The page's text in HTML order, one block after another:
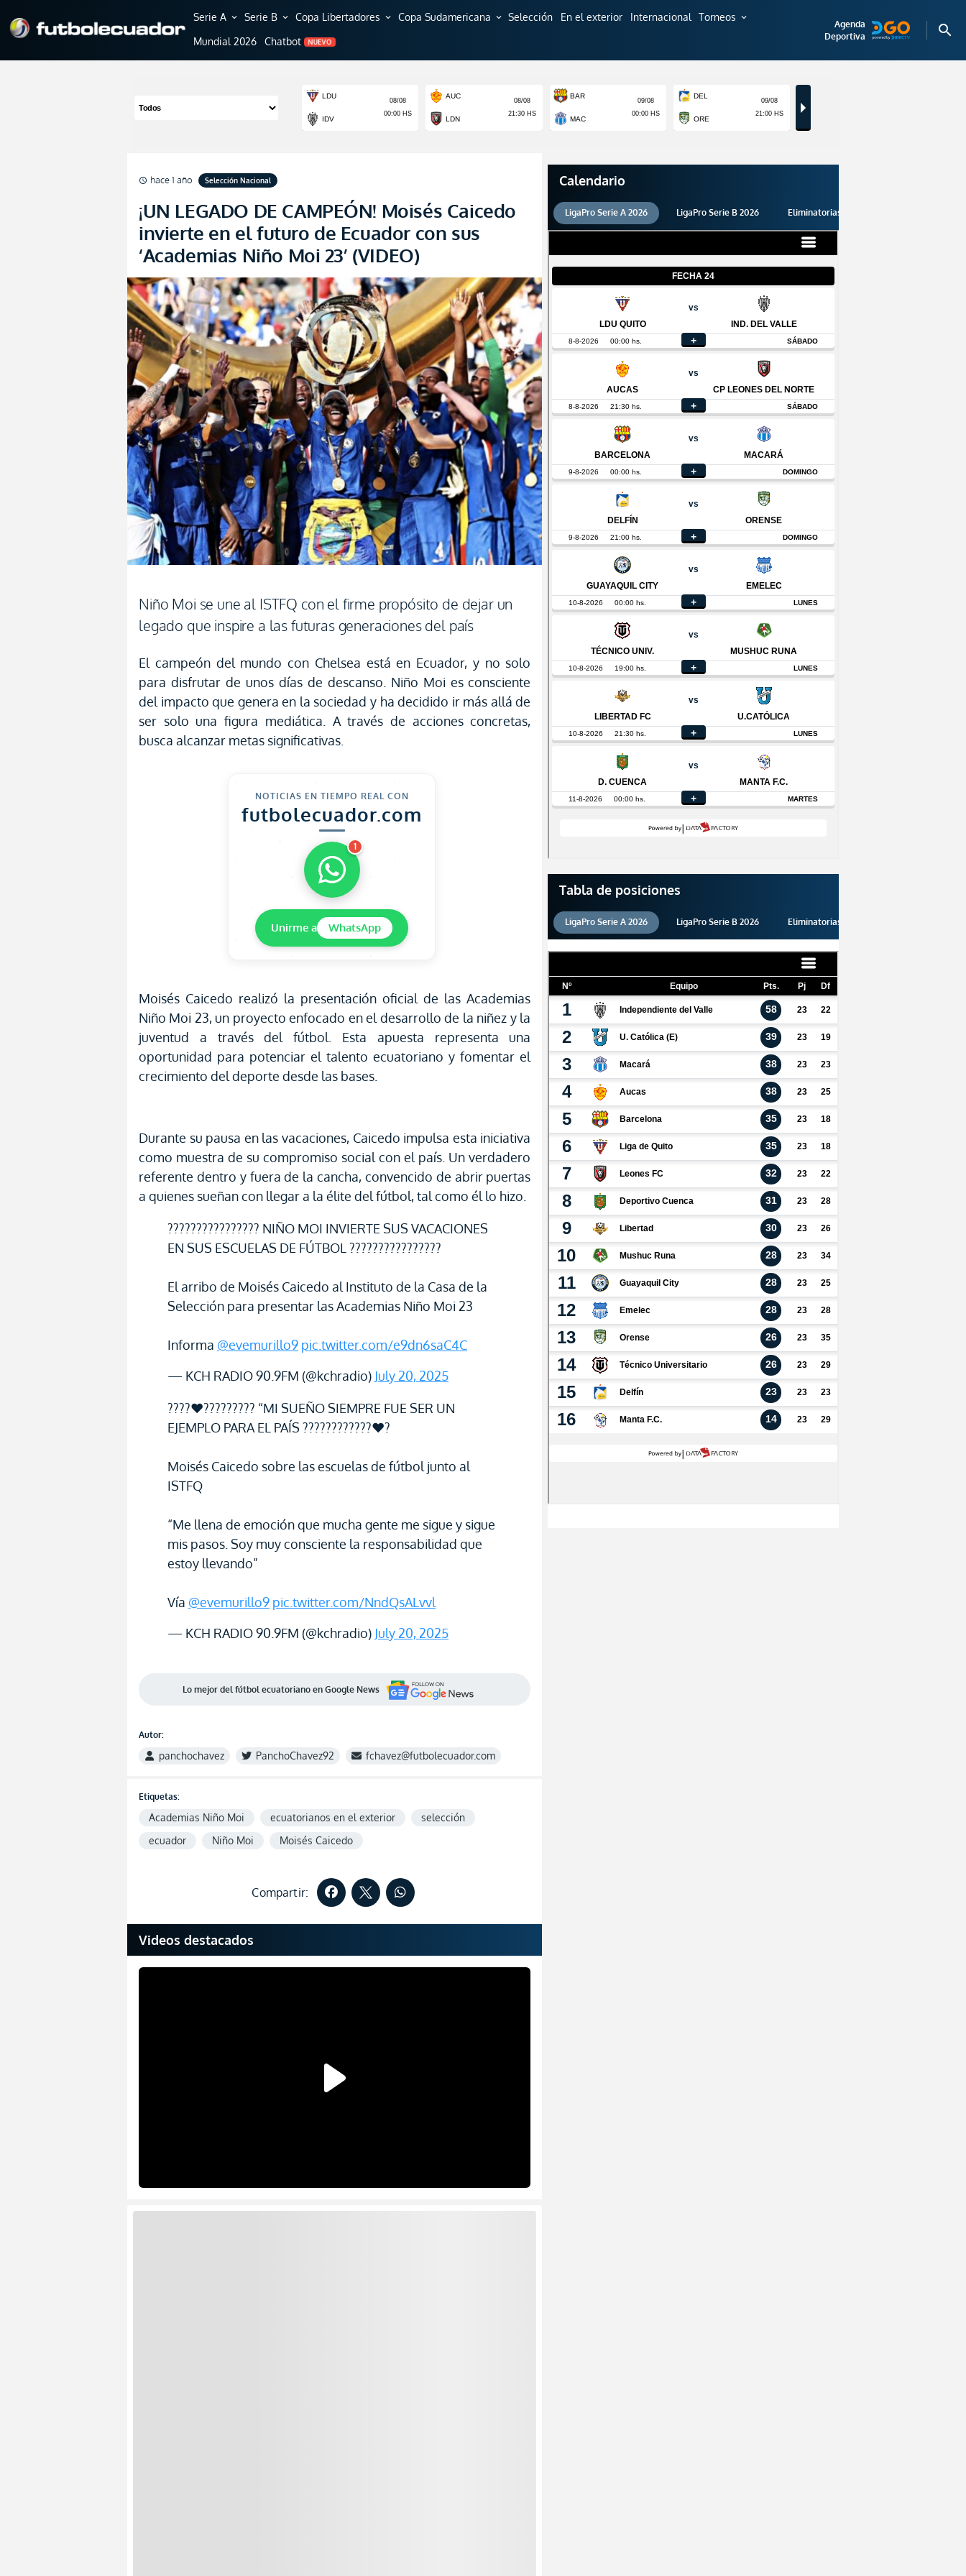
Serie A expand_more Serie B expand_more Copa Libertadores expand_more Copa Sudamericana expand_more Selección En el exterior Internacional Torneos expand_more
Mundial 2026 Chatbot NUEVO
Agenda
Deportiva
search
schedule hace 1 año Selección Nacional
¡UN LEGADO DE CAMPEÓN! Moisés Caicedo
invierte en el futuro de Ecuador con sus
‘Academias Niño Moi 23’ (VIDEO)
Niño Moi se une al ISTFQ con el firme propósito de dejar un
legado que inspire a las futuras generaciones del país
El campeón del mundo con Chelsea está en Ecuador, y no solo
para disfrutar de unos días de descanso. Niño Moi es consciente
del impacto que genera en la sociedad y ha decidido ir más allá de
ser solo una figura mediática. A través de acciones concretas,
busca alcanzar metas significativas.
NOTICIAS EN TIEMPO REAL CON
futbolecuador.com
1
Unirme a WhatsApp
Moisés Caicedo realizó la presentación oficial de las Academias
Niño Moi 23, un proyecto enfocado en el desarrollo de la niñez y la
juventud a través del fútbol. Esta apuesta representa una
oportunidad para potenciar el talento ecuatoriano y fomentar el
crecimiento del deporte desde las bases.
Durante su pausa en las vacaciones, Caicedo impulsa esta iniciativa
como muestra de su compromiso social con el país. Un verdadero
referente dentro y fuera de la cancha, convencido de abrir puertas
a quienes sueñan con llegar a la élite del fútbol, tal como él lo hizo.
???????????????? NIÑO MOI INVIERTE SUS VACACIONES
EN SUS ESCUELAS DE FÚTBOL ????????????????
El arribo de Moisés Caicedo al Instituto de la Casa de la
Selección para presentar las Academias Niño Moi 23
Informa @evemurillo9 pic.twitter.com/e9dn6saC4C
— KCH RADIO 90.9FM (@kchradio) July 20, 2025
????♥????????? “MI SUEÑO SIEMPRE FUE SER UN
EJEMPLO PARA EL PAÍS ????????????♥?
Moisés Caicedo sobre las escuelas de fútbol junto al
ISTFQ
“Me llena de emoción que mucha gente me sigue y sigue
mis pasos. Soy muy consciente la responsabilidad que
estoy llevando”
Vía @evemurillo9 pic.twitter.com/NndQsALvvl
— KCH RADIO 90.9FM (@kchradio) July 20, 2025
Lo mejor del fútbol ecuatoriano en Google News
Autor:
panchochavez PanchoChavez92 fchavez@futbolecuador.com
Etiquetas:
Academias Niño Moi ecuatorianos en el exterior
selección
ecuador
Niño Moi Moisés Caicedo
Compartir:
Videos destacados
Calendario
LigaPro Serie A 2026 LigaPro Serie B 2026 Eliminatorias 2026
Tabla de posiciones
LigaPro Serie A 2026 LigaPro Serie B 2026 Eliminatorias 2026